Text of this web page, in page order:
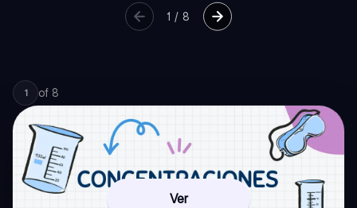
1 / 8
1 of 8
Ver